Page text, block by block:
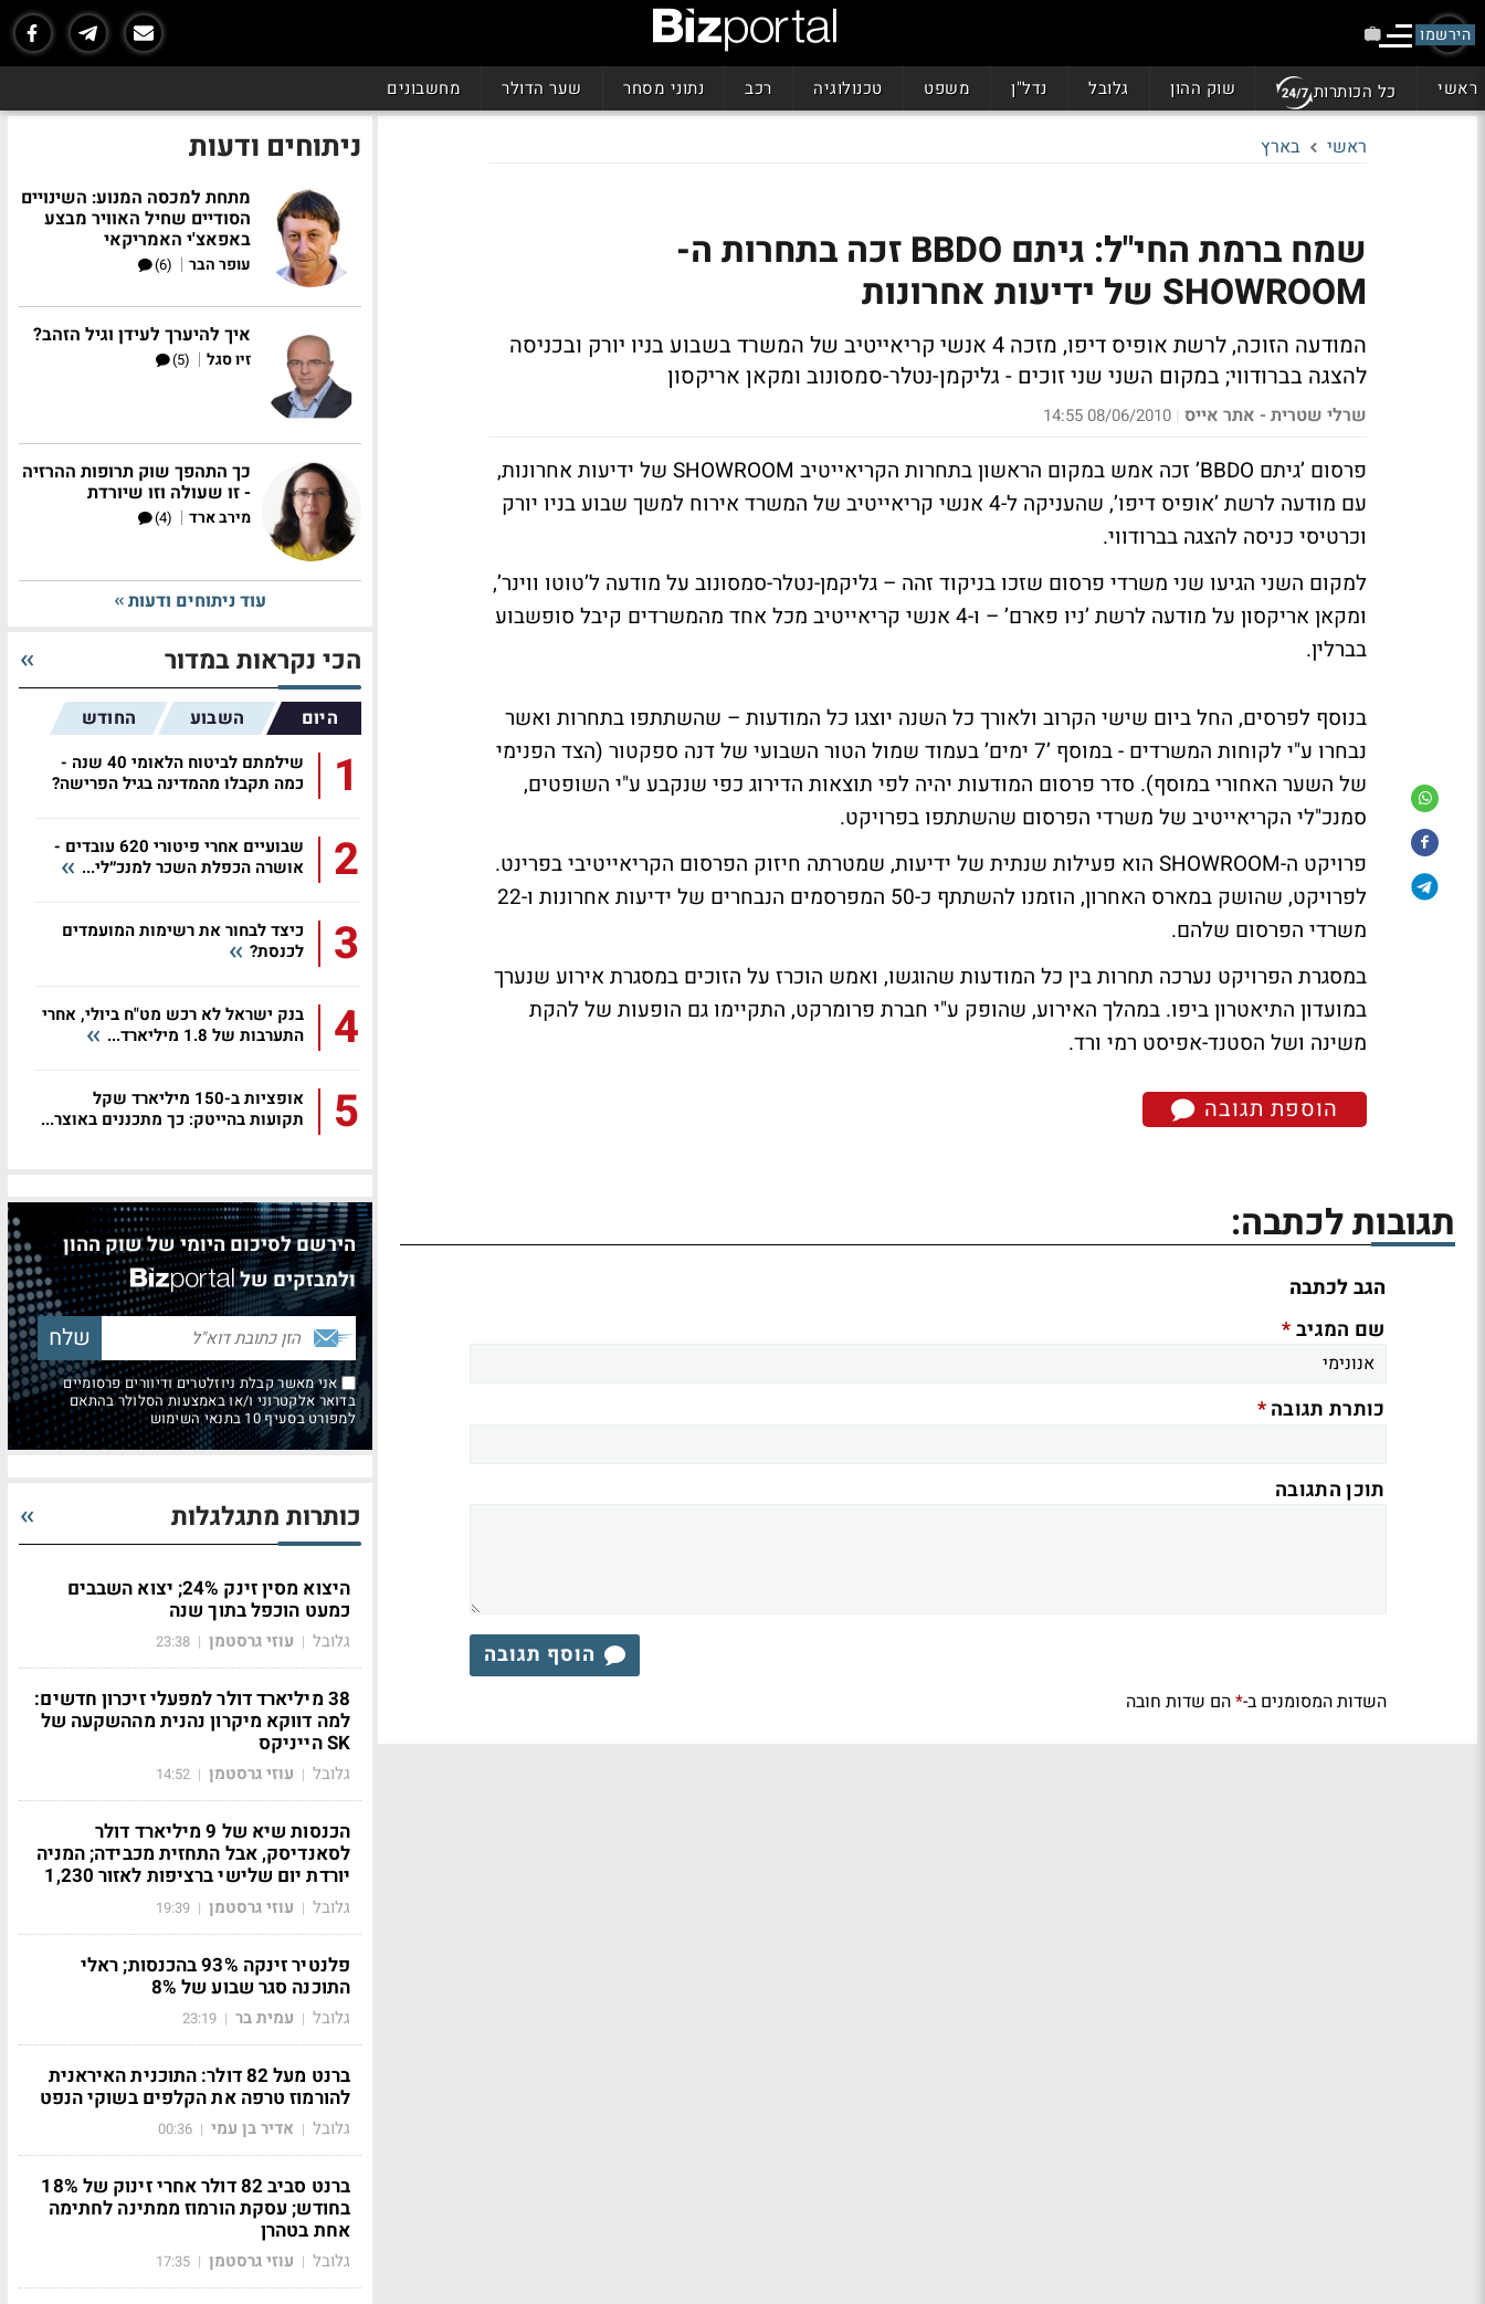
הירשמו
ראשי כל הכותרות שוק ההון גלובל נדל"ן משפט טכנולוגיה רכב נתוני מסחר שער הדולר מחשבונים
ראשי בארץ
שמח ברמת החי"ל: גיתם BBDO זכה בתחרות ה-
SHOWROOM של ידיעות אחרונות
המודעה הזוכה, לרשת אופיס דיפו, מזכה 4 אנשי קריאייטיב של המשרד בשבוע בניו יורק ובכניסה
להצגה בברודווי; במקום השני שני זוכים - גליקמן-נטלר-סמסונוב ומקאן אריקסון
שרלי שטרית - אתר אייס |
08/06/2010 14:55
פרסום ’גיתם BBDO’ זכה אמש במקום הראשון בתחרות הקריאייטיב SHOWROOM של ידיעות אחרונות,
עם מודעה לרשת ’אופיס דיפו’, שהעניקה ל-4 אנשי קריאייטיב של המשרד אירוח למשך שבוע בניו יורק
וכרטיסי כניסה להצגה בברודווי.
למקום השני הגיעו שני משרדי פרסום שזכו בניקוד זהה – גליקמן-נטלר-סמסונוב על מודעה ל’טוטו ווינר’,
ומקאן אריקסון על מודעה לרשת ’ניו פארם’ – ו-4 אנשי קריאייטיב מכל אחד מהמשרדים קיבל סופשבוע
בברלין.
בנוסף לפרסים, החל ביום שישי הקרוב ולאורך כל השנה יוצגו כל המודעות – שהשתתפו בתחרות ואשר
נבחרו ע"י לקוחות המשרדים - במוסף ’7 ימים’ בעמוד שמול הטור השבועי של דנה ספקטור (הצד הפנימי
של השער האחורי במוסף). סדר פרסום המודעות יהיה לפי תוצאות הדירוג כפי שנקבע ע"י השופטים,
סמנכ"לי הקריאייטיב של משרדי הפרסום שהשתתפו בפרויקט.
פרויקט ה-SHOWROOM הוא פעילות שנתית של ידיעות, שמטרתה חיזוק הפרסום הקריאייטיבי בפרינט.
לפרויקט, שהושק במארס האחרון, הוזמנו להשתתף כ-50 המפרסמים הנבחרים של ידיעות אחרונות ו-22
משרדי הפרסום שלהם.
במסגרת הפרויקט נערכה תחרות בין כל המודעות שהוגשו, ואמש הוכרז על הזוכים במסגרת אירוע שנערך
במועדון התיאטרון ביפו. במהלך האירוע, שהופק ע"י חברת פרומרקט, התקיימו גם הופעות של להקת
משינה ושל הסטנד-אפיסט רמי ורד.
הוספת תגובה
תגובות לכתבה:
הגב לכתבה
שם המגיב*
כותרת תגובה*
תוכן התגובה
הוסף תגובה
השדות המסומנים ב-*הם שדות חובה
ניתוחים ודעות
מתחת למכסה המנוע: השינויים
הסודיים שחיל האוויר מבצע
באפאצ'י האמריקאי
עופר הבר |
(6)
איך להיערך לעידן וגיל הזהב?
זיו סגל |
(5)
כך התהפך שוק תרופות ההרזיה
- זו שעולה וזו שיורדת
מירב ארד |
(4)
עוד ניתוחים ודעות
הכי נקראות במדור
היום השבוע החודש
1
שילמתם לביטוח הלאומי 40 שנה -
כמה תקבלו מהמדינה בגיל הפרישה?
2
שבועיים אחרי פיטורי 620 עובדים -
אושרה הכפלת השכר למנכ״לי...
3
כיצד לבחור את רשימות המועמדים
לכנסת?
4
בנק ישראל לא רכש מט"ח ביולי, אחרי
התערבות של 1.8 מיליארד...
5
אופציות ב-150 מיליארד שקל
תקועות בהייטק: כך מתכננים באוצר...
הירשם לסיכום היומי של שוק ההון
ולמבזקים של
אני מאשר קבלת ניוזלטרים ודיוורים פרסומיים
בדואר אלקטרוני ו/או באמצעות הסלולר בהתאם
למפורט בסעיף 10 בתנאי השימוש
כותרות מתגלגלות
היצוא מסין זינק 24%; יצוא השבבים
כמעט הוכפל בתוך שנה
גלובל | עוזי גרסטמן |
23:38
38 מיליארד דולר למפעלי זיכרון חדשים:
למה דווקא מיקרון נהנית מההשקעה של
SK הייניקס
גלובל | עוזי גרסטמן |
14:52
הכנסות שיא של 9 מיליארד דולר
לסאנדיסק, אבל התחזית מכבידה; המניה
יורדת יום שלישי ברציפות לאזור 1,230
גלובל | עוזי גרסטמן |
19:39
פלנטיר זינקה 93% בהכנסות; ראלי
התוכנה סגר שבוע של 8%
גלובל | עמית בר |
23:19
ברנט מעל 82 דולר: התוכנית האיראנית
להורמוז טרפה את הקלפים בשוקי הנפט
גלובל | אדיר בן עמי |
00:36
ברנט סביב 82 דולר אחרי זינוק של 18%
בחודש; עסקת הורמוז ממתינה לחתימה
אחת בטהרן
גלובל | עוזי גרסטמן |
17:35